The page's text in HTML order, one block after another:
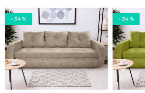
- 34 % - 34 %